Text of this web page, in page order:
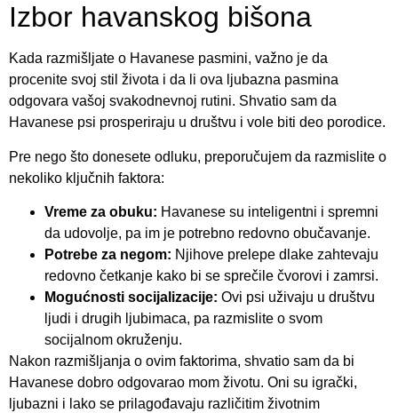
Izbor havanskog bišona
Kada razmišljate o Havanese pasmini, važno je da
procenite svoj stil života i da li ova ljubazna pasmina
odgovara vašoj svakodnevnoj rutini. Shvatio sam da
Havanese psi prosperiraju u društvu i vole biti deo porodice.
Pre nego što donesete odluku, preporučujem da razmislite o
nekoliko ključnih faktora:
Vreme za obuku: Havanese su inteligentni i spremni
da udovolje, pa im je potrebno redovno obučavanje.
Potrebe za negom: Njihove prelepe dlake zahtevaju
redovno četkanje kako bi se sprečile čvorovi i zamrsi.
Mogućnosti socijalizacije: Ovi psi uživaju u društvu
ljudi i drugih ljubimaca, pa razmislite o svom
socijalnom okruženju.
Nakon razmišljanja o ovim faktorima, shvatio sam da bi
Havanese dobro odgovarao mom životu. Oni su igrački,
ljubazni i lako se prilagođavaju različitim životnim